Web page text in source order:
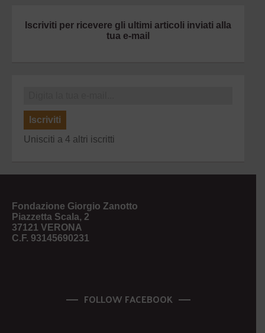
Iscriviti per ricevere gli ultimi articoli inviati alla
tua e-mail
Iscriviti
Unisciti a 4 altri iscritti
Fondazione Giorgio Zanotto
Piazzetta Scala, 2
37121 VERONA
C.F. 93145690231
FOLLOW FACEBOOK